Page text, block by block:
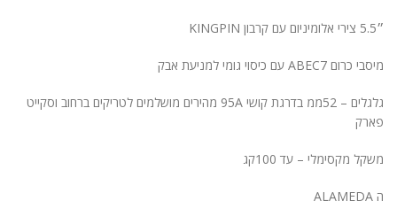
format_underlined
font_download סמן קישורים
״5.5 צירי אלומיניום עם קרבון KINGPIN
מיסבי כרום ABEC7 עם כיסוי גומי למניעת אבק
גלגלים – 52ממ בדרגת קושי 95A מהירים מושלמים לטריקים ברחוב וסקייט
פארק
משקל מקסימלי – עד 100קג
ה ALAMEDA